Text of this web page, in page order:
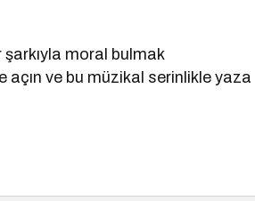
moral bulmak
açın ve bu müzikal serinlikle yaza